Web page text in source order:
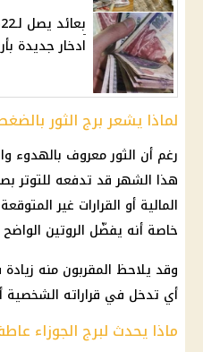
ادخار جديدة بأرباح
لماذا يشعر برج الثور
رغم أن الثور معروف بالهدوء
هذا الشهر قد تدفعه للتوتر
المالية أو القرارات غير
خاصة أنه يفضّل الروتين الواضح
وقد يلاحظ المقربون منه
أي تدخل في قراراته الشخصية
ماذا يحدث لبرج الجوزاء